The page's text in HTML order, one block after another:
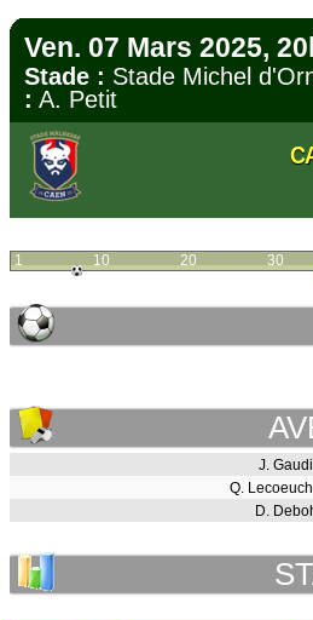
Ven. 07 Mars 2025,
Stade : Stade Michel
: A. Petit
1 10 20 30
J.
Q.
D.